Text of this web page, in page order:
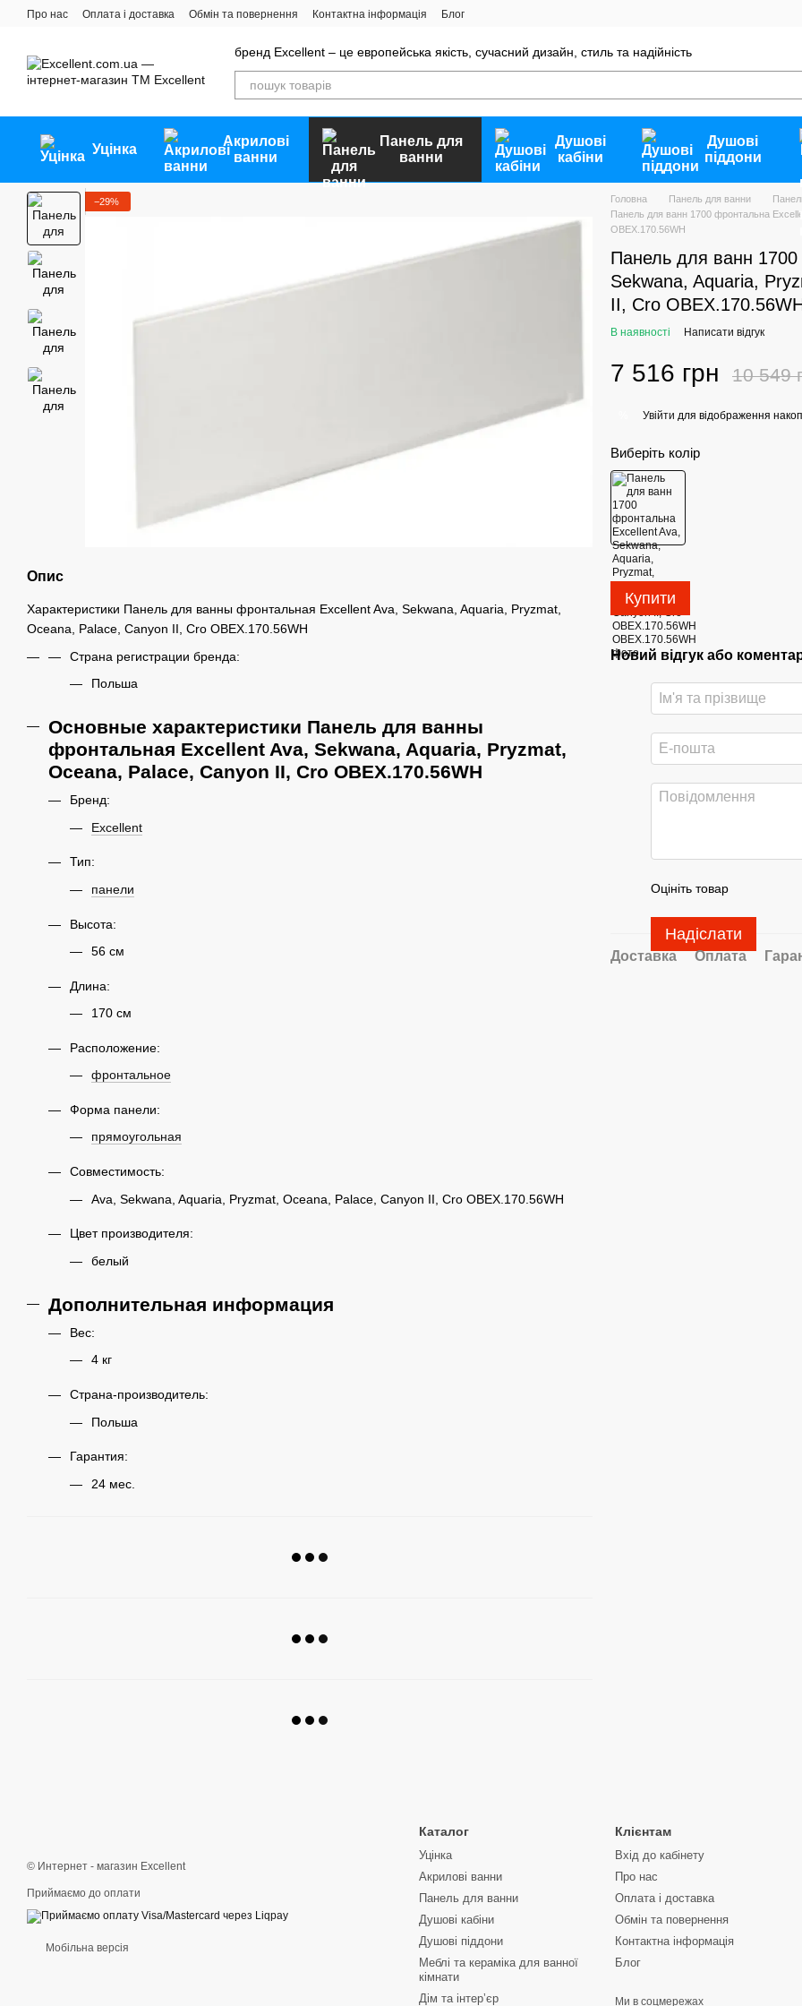
Перейти до основного контенту
Про нас Оплата і доставка Обмін та повернення Контактна інформація Блог
бренд Excellent – ​​це европейська якість, сучасний дизайн, стиль та надійність
Уцінка
Акрилові
ванни
Панель для
ванни
Душові
кабіни
Душові
піддони
−29%
Опис
Характеристики Панель для ванны фронтальная Excellent Ava, Sekwana, Aquaria, Pryzmat,
Oceana, Palace, Canyon II, Cro OBEX.170.56WH
Страна регистрации бренда:
Польша
Основные характеристики Панель для ванны
фронтальная Excellent Ava, Sekwana, Aquaria, Pryzmat,
Oceana, Palace, Canyon II, Cro OBEX.170.56WH
Бренд:
Excellent
Тип:
панели
Высота:
56 см
Длина:
170 см
Расположение:
фронтальное
Форма панели:
прямоугольная
Совместимость:
Ava, Sekwana, Aquaria, Pryzmat, Oceana, Palace, Canyon II, Cro OBEX.170.56WH
Цвет производителя:
белый
Дополнительная информация
Вес:
4 кг
Страна-производитель:
Польша
Гарантия:
24 мес.
Головна Панель для ванни
Панель для ванн 1700 фронтальна
OBEX.170.56WH
Панель для ванн
Sekwana, Aquaria,
II, Cro
В наявності Написати відгук
7 516 грн 10 549
Увійти для відображення
Виберіть колір
Купити
Новий відгук або
Оцініть товар
Надіслати
Доставка Оплата
© Интернет - магазин Excellent
Приймаємо до оплати
Мобільна версія
Каталог
Уцінка
Акрилові ванни
Панель для ванни
Душові кабіни
Душові піддони
Меблі та кераміка для ванної
кімнати
Дім та інтерʼєр
Клієнтам
Вхід до кабінету
Про нас
Оплата і доставка
Обмін та повернення
Контактна інформація
Блог
Ми в соцмережах